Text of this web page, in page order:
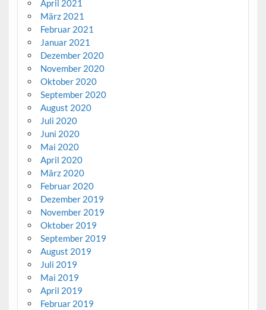
April 2021
März 2021
Februar 2021
Januar 2021
Dezember 2020
November 2020
Oktober 2020
September 2020
August 2020
Juli 2020
Juni 2020
Mai 2020
April 2020
März 2020
Februar 2020
Dezember 2019
November 2019
Oktober 2019
September 2019
August 2019
Juli 2019
Mai 2019
April 2019
Februar 2019